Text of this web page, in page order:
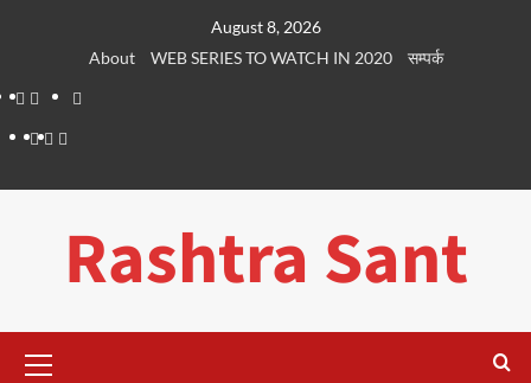
August 8, 2026
About
WEB SERIES TO WATCH IN 2020
सम्पर्क
About
WEB
SERIES
Dehradun
LifePlaces
सम्पर्क
Rashtra Sant
Menu